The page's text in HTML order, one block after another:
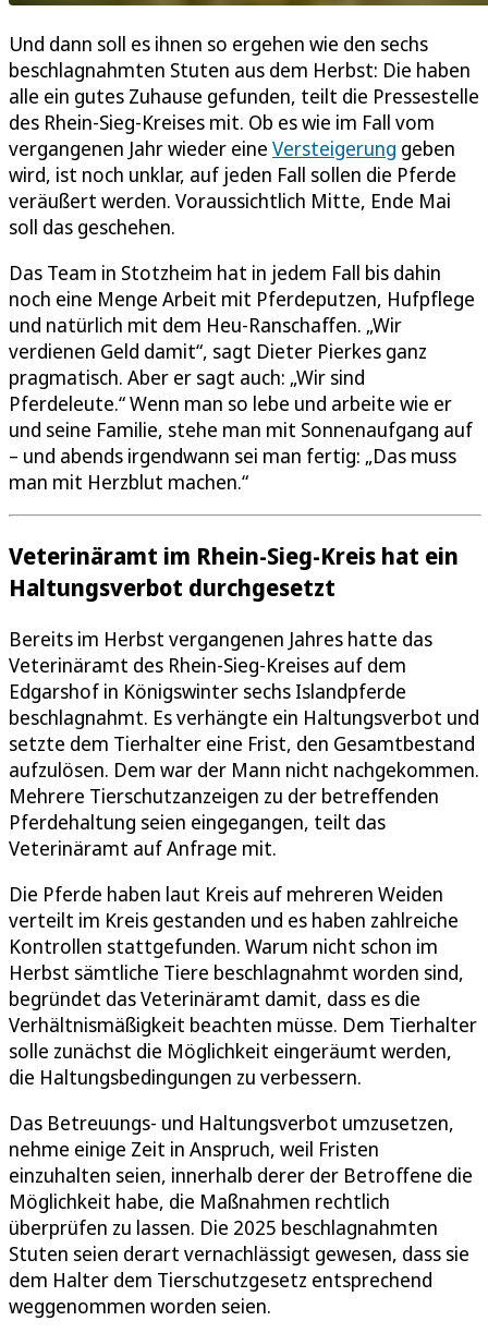
Und dann soll es ihnen so ergehen wie den sechs
beschlagnahmten Stuten aus dem Herbst: Die haben
alle ein gutes Zuhause gefunden, teilt die Pressestelle
des Rhein-Sieg-Kreises mit. Ob es wie im Fall vom
vergangenen Jahr wieder eine Versteigerung geben
wird, ist noch unklar, auf jeden Fall sollen die Pferde
veräußert werden. Voraussichtlich Mitte, Ende Mai
soll das geschehen.
Das Team in Stotzheim hat in jedem Fall bis dahin
noch eine Menge Arbeit mit Pferdeputzen, Hufpflege
und natürlich mit dem Heu-Ranschaffen. „Wir
verdienen Geld damit“, sagt Dieter Pierkes ganz
pragmatisch. Aber er sagt auch: „Wir sind
Pferdeleute.“ Wenn man so lebe und arbeite wie er
und seine Familie, stehe man mit Sonnenaufgang auf
– und abends irgendwann sei man fertig: „Das muss
man mit Herzblut machen.“
Veterinäramt im Rhein-Sieg-Kreis hat ein
Haltungsverbot durchgesetzt
Bereits im Herbst vergangenen Jahres hatte das
Veterinäramt des Rhein-Sieg-Kreises auf dem
Edgarshof in Königswinter sechs Islandpferde
beschlagnahmt. Es verhängte ein Haltungsverbot und
setzte dem Tierhalter eine Frist, den Gesamtbestand
aufzulösen. Dem war der Mann nicht nachgekommen.
Mehrere Tierschutzanzeigen zu der betreffenden
Pferdehaltung seien eingegangen, teilt das
Veterinäramt auf Anfrage mit.
Die Pferde haben laut Kreis auf mehreren Weiden
verteilt im Kreis gestanden und es haben zahlreiche
Kontrollen stattgefunden. Warum nicht schon im
Herbst sämtliche Tiere beschlagnahmt worden sind,
begründet das Veterinäramt damit, dass es die
Verhältnismäßigkeit beachten müsse. Dem Tierhalter
solle zunächst die Möglichkeit eingeräumt werden,
die Haltungsbedingungen zu verbessern.
Das Betreuungs- und Haltungsverbot umzusetzen,
nehme einige Zeit in Anspruch, weil Fristen
einzuhalten seien, innerhalb derer der Betroffene die
Möglichkeit habe, die Maßnahmen rechtlich
überprüfen zu lassen. Die 2025 beschlagnahmten
Stuten seien derart vernachlässigt gewesen, dass sie
dem Halter dem Tierschutzgesetz entsprechend
weggenommen worden seien.